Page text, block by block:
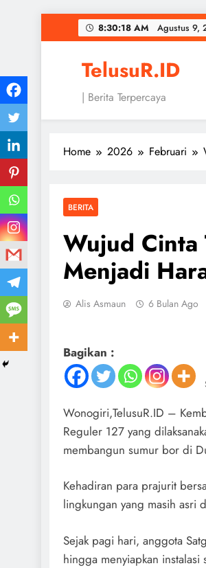
to
8:30:18 AM Agustus 9,
TelusuR.ID
| Berita Terpercaya
Home 2026 Februari
BERITA
Wujud
Menjadi
Alis Asmaun 6 Bulan Ago
Bagikan :
‎Wonogiri,TelusuR.ID –
Reguler 127 yang
membangun sumur bor di
Kehadiran para prajurit
lingkungan yang masih
‎Sejak pagi hari, anggota
hingga menyiapkan